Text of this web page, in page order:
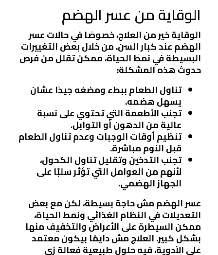
الوقاية من عسر الهضم
الوقاية خير من العلاج، خصوصًا في حالات عسر
الهضم عند كبار السن. من خلال بعض التغييرات
البسيطة في نمط الحياة، ممكن تقلل من فرص
حدوث هذه المشكلة:
تناول الطعام ببطء ومضغه جيدًا عشان
يسهل هضمه.
تجنب الأطعمة التي تحتوي على نسبة
عالية من الدهون أو التوابل.
تنظيم أوقات الوجبات وعدم تناول الطعام
قبل النوم مباشرة.
تجنب التدخين وتقليل تناول الكحول،
لأنهم من العوامل التي تؤثر سلبًا على
الجهاز الهضمي.
عسر الهضم مش حاجة بسيطة، لكن مع بعض
التعديلات في النظام الغذائي ونمط الحياة،
ممكن السيطرة على الأعراض والتخفيف منها
بشكل كبير. العلاج مش دايمًا بيكون معتمد
على الأدوية، فيه حلول طبيعية فعالة زي